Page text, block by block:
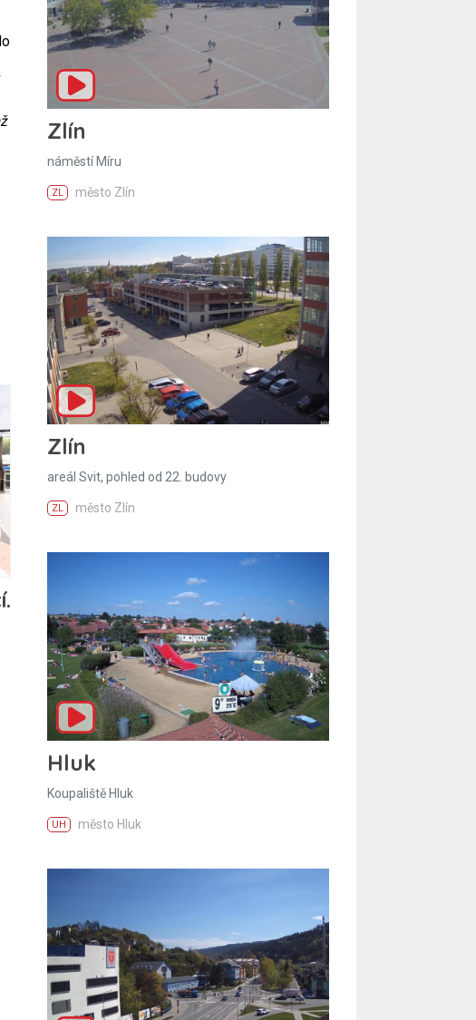
Zlín
náměstí Míru
ZL město Zlín
Zlín
areál Svit, pohled od 22. budovy
ZL město Zlín
Hluk
Koupaliště Hluk
UH město Hluk